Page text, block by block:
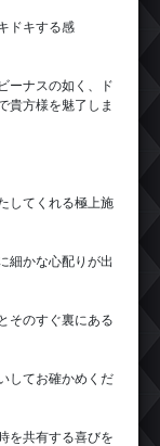
ドキする感
ーナスの如く、ド
貴方様を魅了しま
してくれる極上施
細かな心配りが出
そのすぐ裏にある
してお確かめくだ
を共有する喜びを